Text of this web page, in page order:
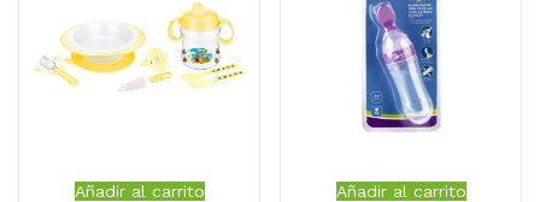
Añadir al carrito Añadir al carrito